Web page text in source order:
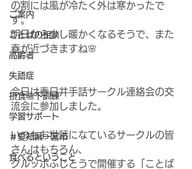
ご案内
ことばの相談
高齢者
失語症
摂食嚥下訓練
学習サポート
＃愛知県一宮市
食べるということ
の割には風が冷たく外は寒かったで
す。
明日から少し暖かくなるそうで、また
春が近づきますね🌸
今日は春日井手話サークル連絡会の交
流会に参加しました。
いつもお世話になているサークルの皆
さんはもちろん、
グルッポふじとうで開催する「ことば